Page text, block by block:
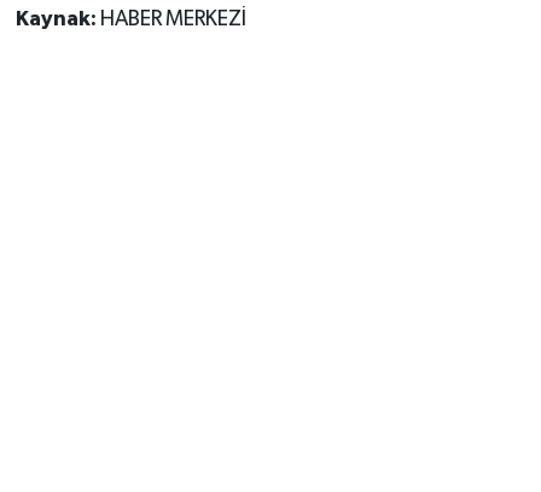
Kaynak: HABER MERKEZİ